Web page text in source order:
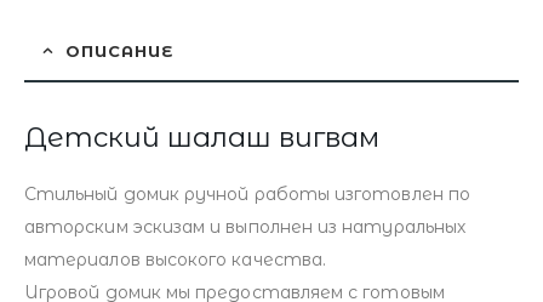
ОПИСАНИЕ
Детский шалаш вигвам
Стильный домик ручной работы изготовлен по
авторским эскизам и выполнен из натуральных
материалов высокого качества.
Игровой домик мы предоставляем с готовым